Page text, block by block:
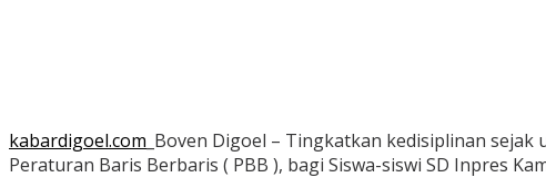
kabardigoel.com _Boven Digoel – Tingkatkan kedisiplinan
Peraturan Baris Berbaris ( PBB ), bagi Siswa-siswi SD Inpres